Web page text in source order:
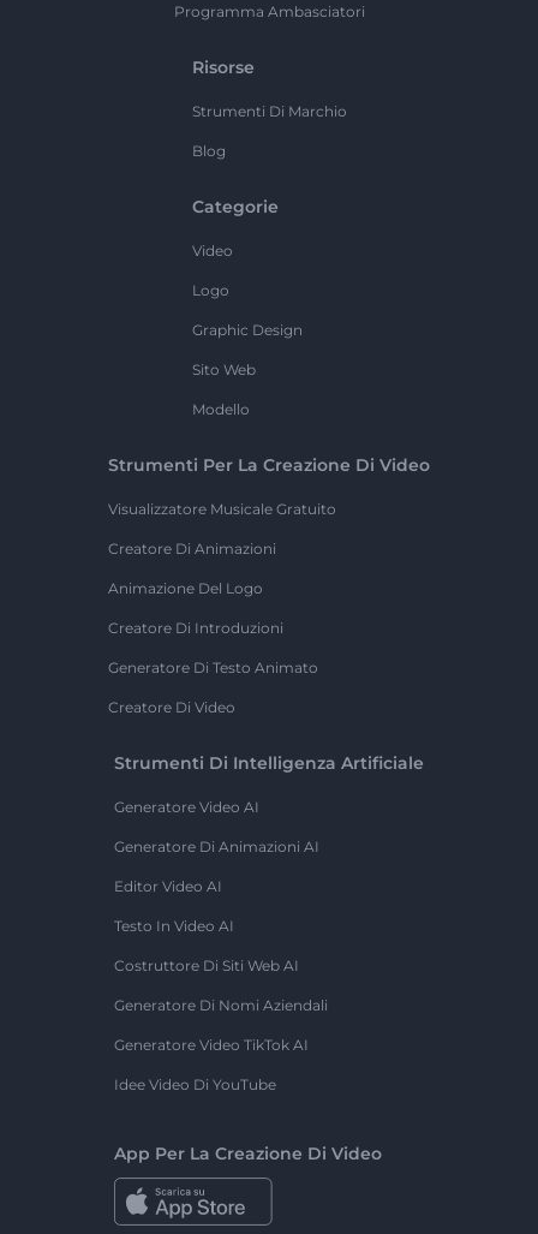
Programma Ambasciatori
Risorse
Strumenti Di Marchio
Blog
Categorie
Video
Logo
Graphic Design
Sito Web
Modello
Strumenti Per La Creazione Di Video
Visualizzatore Musicale Gratuito
Creatore Di Animazioni
Animazione Del Logo
Creatore Di Introduzioni
Generatore Di Testo Animato
Creatore Di Video
Strumenti Di Intelligenza Artificiale
Generatore Video AI
Generatore Di Animazioni AI
Editor Video AI
Testo In Video AI
Costruttore Di Siti Web AI
Generatore Di Nomi Aziendali
Generatore Video TikTok AI
Idee Video Di YouTube
App Per La Creazione Di Video